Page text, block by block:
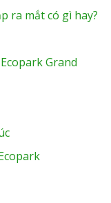
ra mắt có gì hay?
Grand